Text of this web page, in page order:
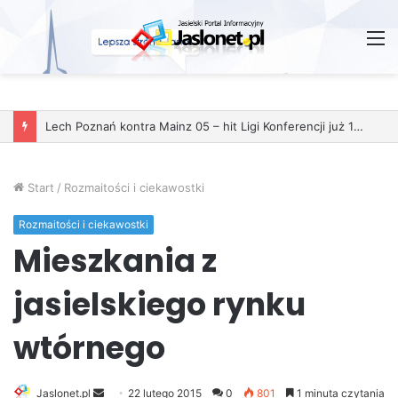
Start / Rozmaitości i ciekawostki
Rozmaitości i ciekawostki
Mieszkania z
jasielskiego rynku
wtórnego
Jaslonet.pl 22 lutego 2015 0 801 1 minuta czytania